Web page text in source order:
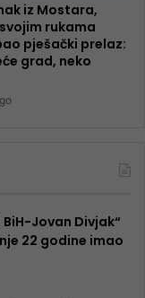
iz Mostara,
rukama
pješački prelaz:
grad, neko
Jovan Divjak“
22 godine imao